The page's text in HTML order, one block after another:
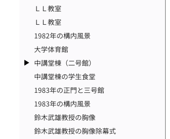
ＬＬ教室
ＬＬ教室
1982年の構内風景
大学体育館
中講堂棟（二号館）
中講堂棟の学生食堂
1983年の正門と三号館
1983年の構内風景
鈴木武雄教授の胸像
鈴木武雄教授の胸像除幕式